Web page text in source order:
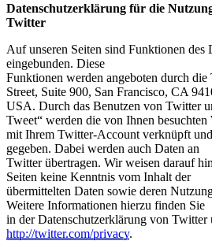
Datenschutzerklärung für die
Twitter
Auf unseren Seiten sind Funktionen des
eingebunden. Diese
Funktionen werden angeboten durch
Street, Suite 900, San Francisco, CA
USA. Durch das Benutzen von Twitter
Tweet“ werden die von Ihnen besuchten
mit Ihrem Twitter-Account verknüpft
gegeben. Dabei werden auch Daten an
Twitter übertragen. Wir weisen darauf
Seiten keine Kenntnis vom Inhalt der
übermittelten Daten sowie deren
Weitere Informationen hierzu finden Sie
in der Datenschutzerklärung von Twitter
http://twitter.com/privacy.